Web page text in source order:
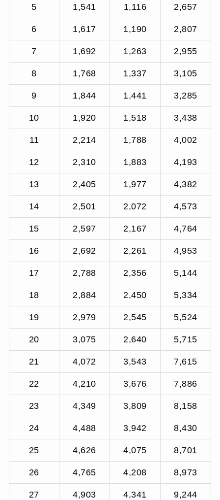
5 1,541 1,116 2,657
6 1,617 1,190 2,807
7 1,692 1,263 2,955
8 1,768 1,337 3,105
9 1,844 1,441 3,285
10 1,920 1,518 3,438
11 2,214 1,788 4,002
12 2,310 1,883 4,193
13 2,405 1,977 4,382
14 2,501 2,072 4,573
15 2,597 2,167 4,764
16 2,692 2,261 4,953
17 2,788 2,356 5,144
18 2,884 2,450 5,334
19 2,979 2,545 5,524
20 3,075 2,640 5,715
21 4,072 3,543 7,615
22 4,210 3,676 7,886
23 4,349 3,809 8,158
24 4,488 3,942 8,430
25 4,626 4,075 8,701
26 4,765 4,208 8,973
27 4,903 4,341 9,244